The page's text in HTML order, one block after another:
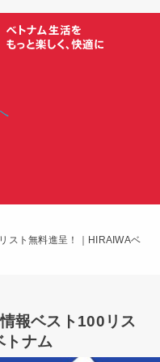
スト無料進呈！｜HIRAIWAベ
報ベスト100リス
トナム